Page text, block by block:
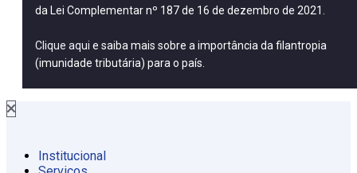
da Lei Complementar nº 187 de 16 de dezembro de 2021.
Clique aqui e saiba mais sobre a importância da filantropia
(imunidade tributária) para o país.
Institucional